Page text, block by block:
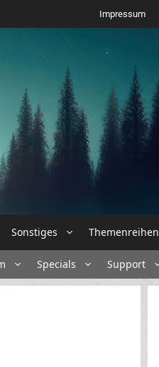
Impressum
Sonstiges Themenreihen
Specials Support